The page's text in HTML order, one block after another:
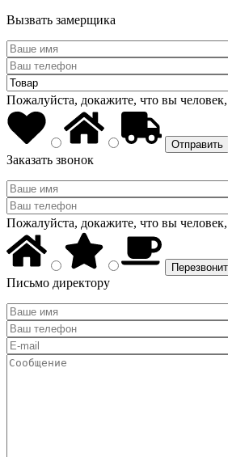
Вызвать замерщика
Пожалуйста, докажите, что вы
Заказать звонок
Пожалуйста, докажите, что вы
Письмо директору